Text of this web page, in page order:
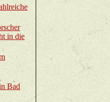
in die
Bad